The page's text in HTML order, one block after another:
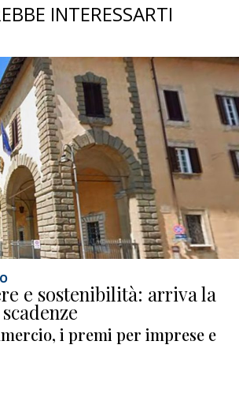
INTERESSARTI
e sostenibilità: arriva la
i premi per imprese e